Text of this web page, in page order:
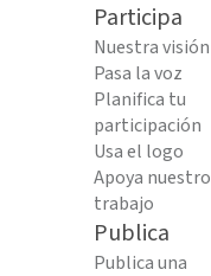
Participa
Nuestra visión
Pasa la voz
Planifica tu
participación
Usa el logo
Apoya nuestro
trabajo
Publica
Publica una